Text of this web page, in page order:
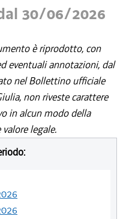
30/06/2026
è riprodotto, con
eventuali annotazioni, dal
nel Bollettino ufficiale
non riveste carattere
in alcun modo della
legale.